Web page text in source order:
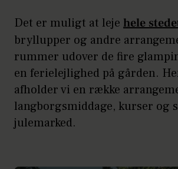
Det er muligt at leje hele
bryllupper og andre
rummer udover de fire
en ferielejlighed på gården.
afholder vi en række
langborgsmiddage, kurser og
julemarked.